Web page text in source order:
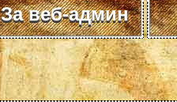
За веб-админ